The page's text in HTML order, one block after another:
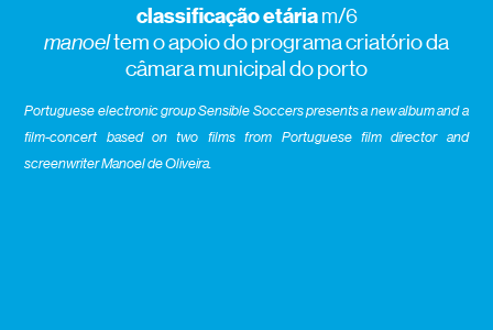
classificação etáriam/6
manoeltem o apoio do programa criatório da
câmara municipal do porto
Portuguese electronic group Sensible Soccers presents a new album and a
film-concert based on two films from Portuguese film director and
screenwriter Manoel de Oliveira.